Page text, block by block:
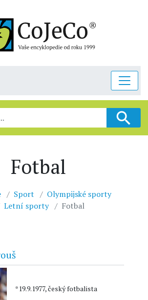
Fotbal
Sport
Olympijské sporty
Letní sporty
Fotbal
*19.9.1977, český fotbalista